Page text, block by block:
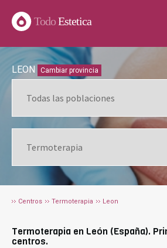
TodoEstetica
LEON Cambiar provincia
Centros Termoterapia Leon
Termoterapia en León (España).
centros.